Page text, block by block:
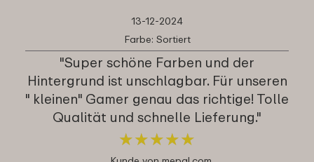
13-12-2024
Farbe: Sortiert
"Super schöne Farben und der
Hintergrund ist unschlagbar. Für unseren
" kleinen" Gamer genau das richtige! Tolle
Qualität und schnelle Lieferung."
★★★★★
★★★★★